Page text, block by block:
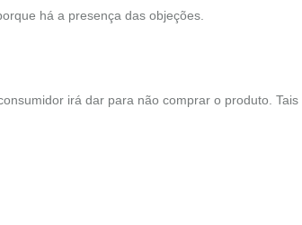
há a presença das objeções.
irá dar para não comprar o produto. Tais